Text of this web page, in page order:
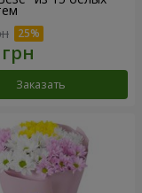
Заказать